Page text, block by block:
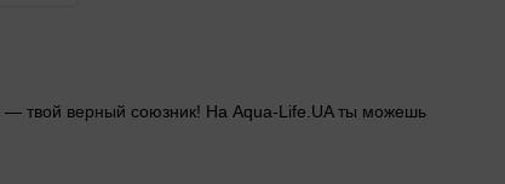
— твой верный союзник! На Aqua-Life.UA ты можешь